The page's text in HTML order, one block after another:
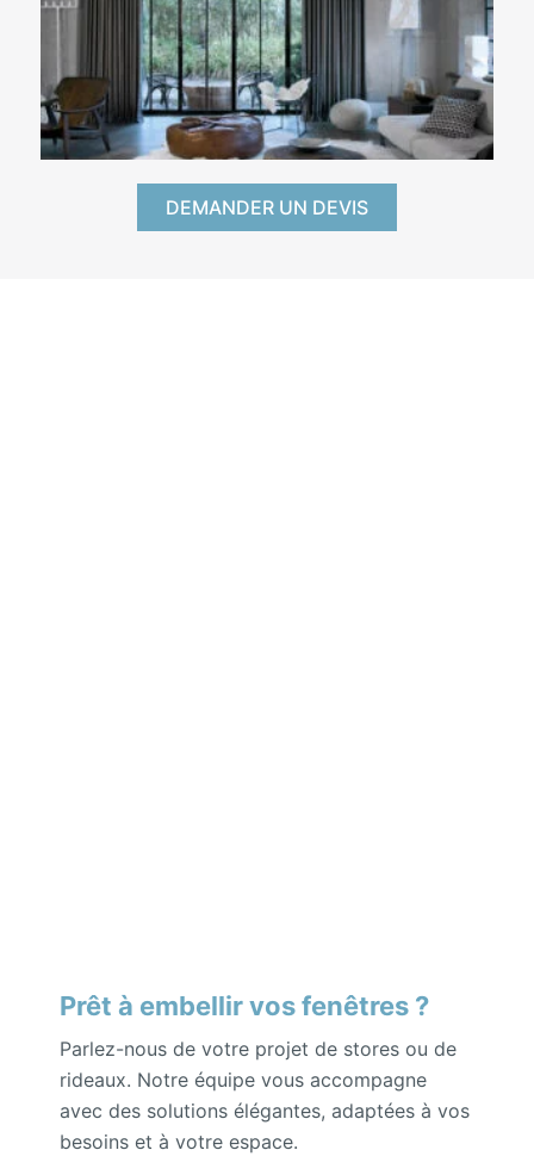
DEMANDER UN DEVIS
Prêt à embellir vos fenêtres ?
Parlez-nous de votre projet de stores ou de
rideaux. Notre équipe vous accompagne
avec des solutions élégantes, adaptées à vos
besoins et à votre espace.